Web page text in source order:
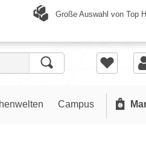
Große Auswahl von Top
Campus